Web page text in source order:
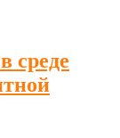
среде